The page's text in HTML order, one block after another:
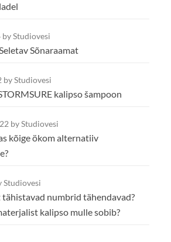
by Studiovesi
Sõnaraamat
by Studiovesi
kalipso šampoon
by Studiovesi
kõige ökom alternatiiv
Studiovesi
numbrid tähendavad?
kalipso mulle sobib?